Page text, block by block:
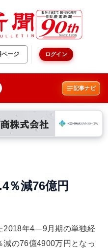
ージ ログイン
記事ナビ
％減76億円
2018年4―9月期の単独経
の76億4900万円となっ